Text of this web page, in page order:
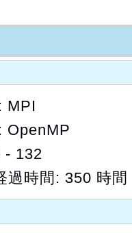
MPI
OpenMP
- 132
過時間: 350 時間